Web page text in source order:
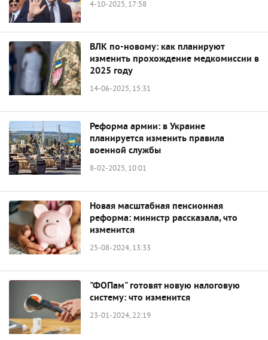
4-10-2025, 17:58
ВЛК по-новому: как планируют
изменить прохождение медкомиссии в
2025 году
14-06-2025, 15:31
Реформа армии: в Украине
планируется изменить правила
военной службы
8-02-2025, 10:01
Новая масштабная пенсионная
реформа: министр рассказала, что
изменится
25-08-2024, 13:33
"ФОПам" готовят новую налоговую
систему: что изменится
23-01-2024, 22:19